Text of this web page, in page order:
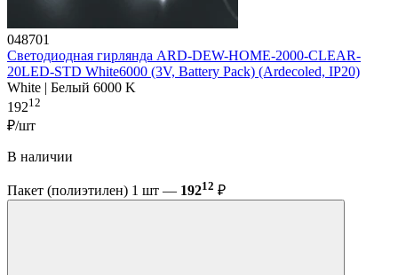
048701
Светодиодная гирлянда ARD-DEW-HOME-2000-CLEAR-
20LED-STD White6000 (3V, Battery Pack) (Ardecoled, IP20)
White | Белый 6000 K
19212
₽/шт
В наличии
Пакет (полиэтилен) 1 шт — 19212 ₽